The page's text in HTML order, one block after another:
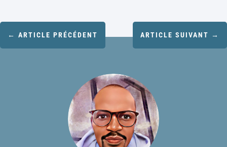
← ARTICLE PRÉCÉDENT ARTICLE SUIVANT →